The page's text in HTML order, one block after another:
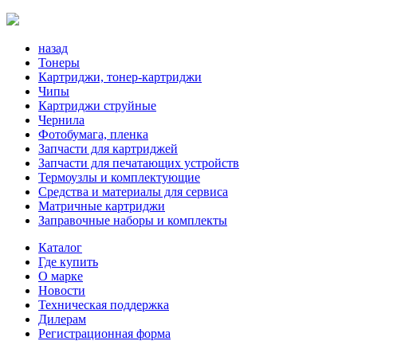
назад
Тонеры
Картриджи, тонер-картриджи
Чипы
Картриджи струйные
Чернила
Фотобумага, пленка
Запчасти для картриджей
Запчасти для печатающих устройств
Термоузлы и комплектующие
Средства и материалы для сервиса
Матричные картриджи
Заправочные наборы и комплекты
Каталог
Где купить
О марке
Новости
Техническая поддержка
Дилерам
Регистрационная форма